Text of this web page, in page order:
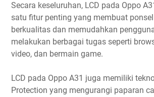
Secara keseluruhan, LCD pada Oppo
satu fitur penting yang membuat
berkualitas dan memudahkan
melakukan berbagai tugas seperti
video, dan bermain game.
LCD pada Oppo A31 juga memiliki
Protection yang mengurangi paparan